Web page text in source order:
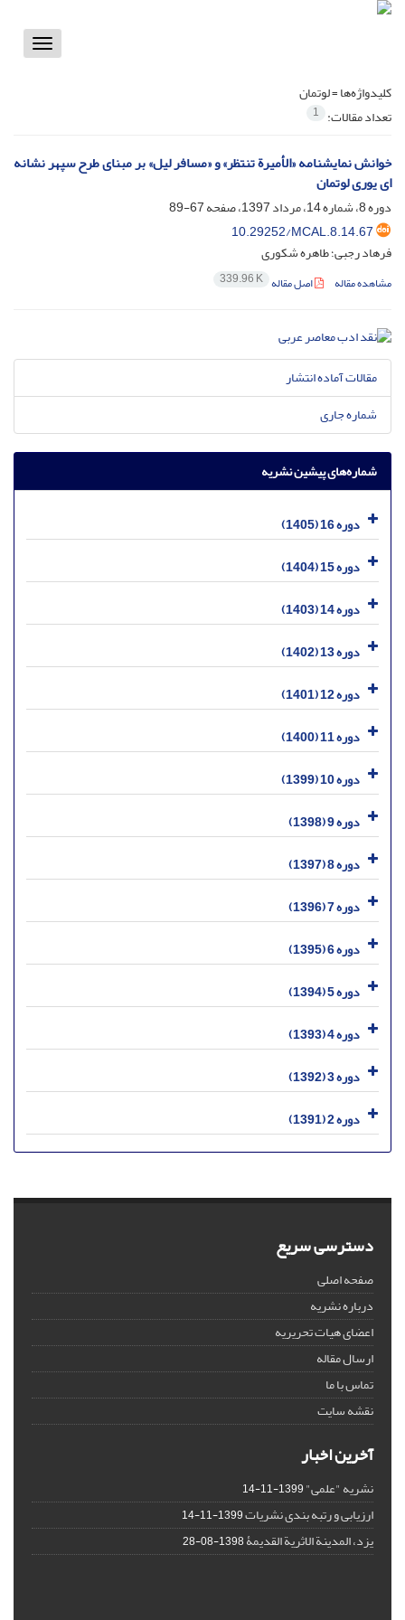
Toggle
کلیدواژه‌ها =لوتمان
تعداد مقالات: 1
خوانش نمایشنامه «الأمیرة تنتظر» و «مسافر لیل» بر مبنای طرح سپهر نشانه
ای یوری لوتمان
دوره 8، شماره 14، مرداد 1397، صفحه
67-89
10.29252/MCAL.8.14.67
فرهاد رجبی؛ طاهره شکوری
مشاهده مقاله اصل مقاله 339.96 K
مقالات آماده انتشار
شماره جاری
شماره‌های پیشین نشریه
دوره 16 (1405)
دوره 15 (1404)
دوره 14 (1403)
دوره 13 (1402)
دوره 12 (1401)
دوره 11 (1400)
دوره 10 (1399)
دوره 9 (1398)
دوره 8 (1397)
دوره 7 (1396)
دوره 6 (1395)
دوره 5 (1394)
دوره 4 (1393)
دوره 3 (1392)
دوره 2 (1391)
دسترسی سریع
صفحه اصلی
درباره نشریه
اعضای هیات تحریریه
ارسال مقاله
تماس با ما
نقشه سایت
آخرین اخبار
نشریه "علمی"1399-11-14
ارزیابی و رتبه بندی نشریات1399-11-14
یزد، المدینة الاثریة القدیمۀ1398-08-28